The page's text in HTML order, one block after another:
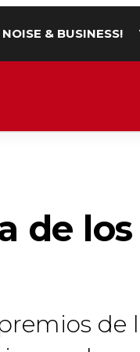
NOISE & BUSINESS!
de
de